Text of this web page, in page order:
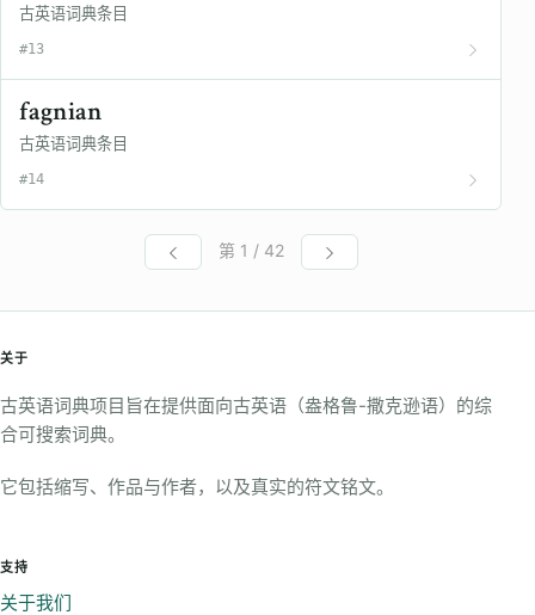
古英语词典条目
#13
fagnian
古英语词典条目
#14
第 1 / 42
关于
古英语词典项目旨在提供面向古英语（盎格鲁-撒克逊语）的综
合可搜索词典。
它包括缩写、作品与作者，以及真实的符文铭文。
支持
关于我们